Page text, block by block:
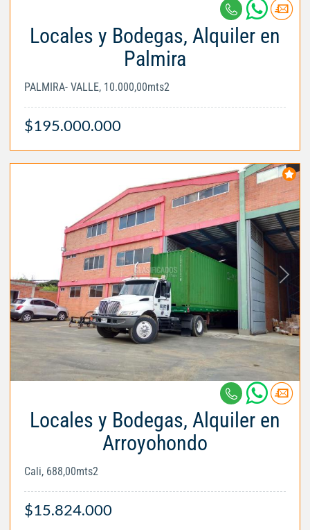
Locales y Bodegas, Alquiler en
Palmira
PALMIRA- VALLE, 10.000,00mts2
$195.000.000
Locales y Bodegas, Alquiler en
Arroyohondo
Cali, 688,00mts2
$15.824.000